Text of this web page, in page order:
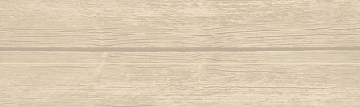
Catarina, meu amor
Autor : Mestre Mão Branca
Cor de misterio
Autor : Mestre Mão Branca (Capoeira
Gerais)
Autor :
Rainha do
Autor :